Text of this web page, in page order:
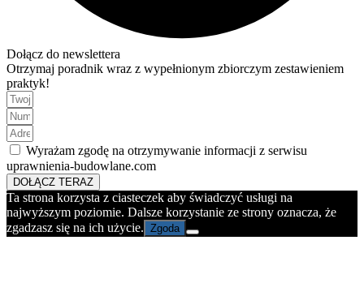
Dołącz do newslettera
Otrzymaj poradnik wraz z wypełnionym zbiorczym zestawieniem
praktyk!
Wyrażam zgodę na otrzymywanie informacji z serwisu
uprawnienia-budowlane.com
DOŁĄCZ TERAZ
Ta strona korzysta z ciasteczek aby świadczyć usługi na
najwyższym poziomie. Dalsze korzystanie ze strony oznacza, że
zgadzasz się na ich użycie. Zgoda